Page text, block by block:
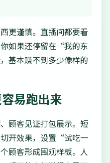
更谨慎。直播间都要看
如果还停留在“我的东
基本赚不到多少像样的
易跑出来
顾客见证打包展示。短
开效果，设置“试吃一
顾客形成围观样板。人